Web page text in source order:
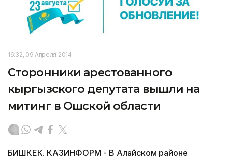
16:32, 09 Апреля 2014
Сторонники арестованного
кыргызского депутата вышли на
митинг в Ошской области
БИШКЕК. КАЗИНФОРМ - В Алайском районе